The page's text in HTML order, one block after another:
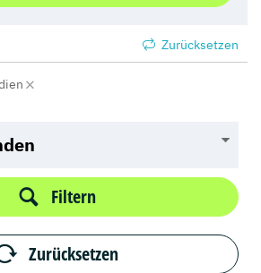
Zurücksetzen
Filtern
Zurücksetzen